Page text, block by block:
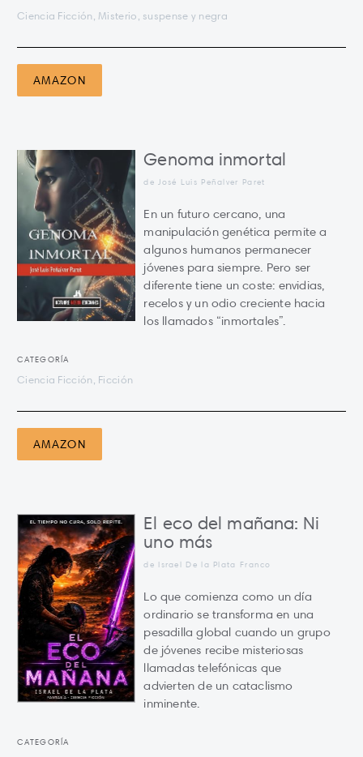
Ciencia Ficción, Misterio, suspense y negra
AMAZON
Genoma inmortal
de José Luis Peñalver Paret
En un futuro cercano, una
manipulación genética permite a
algunos humanos permanecer
jóvenes para siempre. Pero ser
diferente tiene un coste: envidias,
recelos y un odio creciente hacia
los llamados “inmortales”.
CATEGORÍA
Ciencia Ficción, Ficción
AMAZON
El eco del mañana: Ni
uno más
de Israel De la Plata Franco
Lo que comienza como un día
ordinario se transforma en una
pesadilla global cuando un grupo
de jóvenes recibe misteriosas
llamadas telefónicas que
advierten de un cataclismo
inminente.
CATEGORÍA